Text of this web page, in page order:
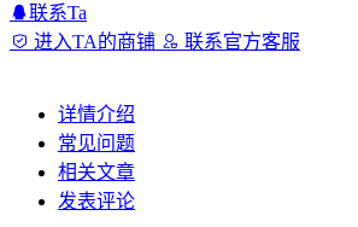
联系Ta
进入TA的商铺
联系官方客服
详情介绍
常见问题
相关文章
发表评论